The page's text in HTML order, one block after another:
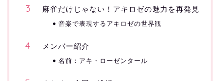
麻雀だけじゃない！アキロゼの魅力を再発見
音楽で表現するアキロゼの世界観
メンバー紹介
名前：アキ・ローゼンタール